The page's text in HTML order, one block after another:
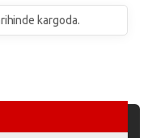
kargoda.